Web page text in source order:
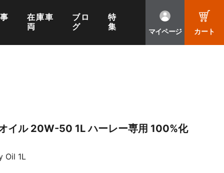
在庫車
両
ブロ
グ
特
集
マイページ カート
イル 20W-50 1L ハーレー専用 100%化
Oil 1L